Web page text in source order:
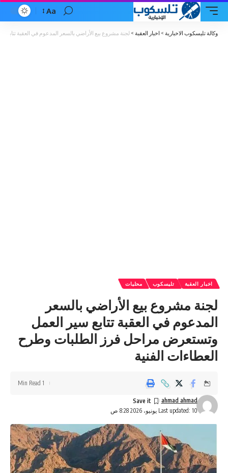
Font
Resizer
Aa
وكالة تليسكوب الاخبارية > اخبار العقبة > لجنة مشروع بيع الأراضي بالسعر المدعوم في العقبة
اخبار العقبة تليسكوب محليات
لجنة مشروع بيع الأراضي بالسعر
المدعوم في العقبة تتابع سير العمل
وتستعرض مراحل فرز الطلبات وطرح
العطاءات الفنية
Last updated: 10 يونيو، 2026 8:28 ص
ahmad ahmad
1 Min Read